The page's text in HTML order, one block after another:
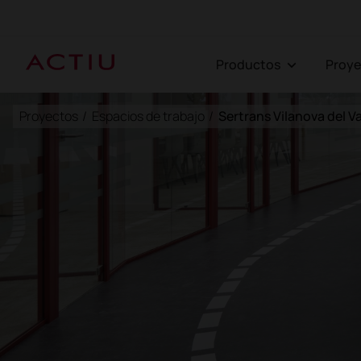
Productos
Proyectos / Espacios de trabajo Sertrans Vilanova del